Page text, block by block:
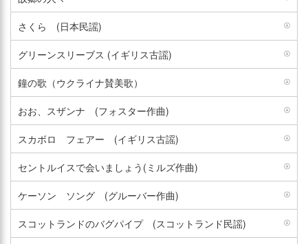
さくら (日本民謡)
グリーンスリーブス (イギリス古謡)
鐘の歌（ウクライナ賛美歌）
おお、スザンナ (フォスター作曲)
スカボロ フェアー (イギリス古謡)
セントルイスで会いましょう(ミルズ作曲)
ケーソン ソング (グルーバー作曲)
スコットランドのバグパイプ (スコットランド民謡)